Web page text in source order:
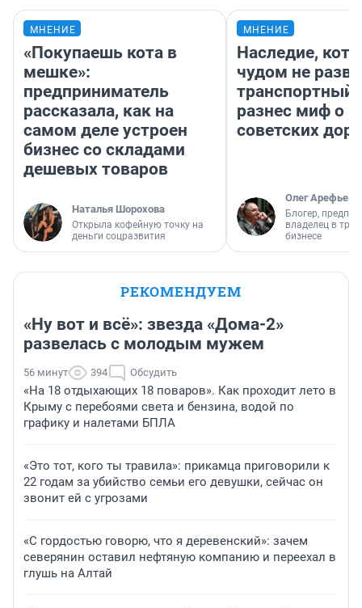
МНЕНИЕ
«Покупаешь кота в
мешке»:
предприниматель
рассказала, как на
самом деле устроен
бизнес со складами
дешевых товаров
Наталья Шорохова
Открыла кофейную точку на
деньги соцразвития
МНЕНИЕ
Наследие,
чудом не
транспортный
разнес миф о
советских
Олег Арефьев
Блогер,
владелец в
бизнесе
РЕКОМЕНДУЕМ
«Ну вот и всё»: звезда «Дома-2»
развелась с молодым мужем
56 минут 394 Обсудить
«На 18 отдыхающих 18 поваров». Как проходит лето в
Крыму с перебоями света и бензина, водой по
графику и налетами БПЛА
«Это тот, кого ты травила»: прикамца приговорили к
22 годам за убийство семьи его девушки, сейчас он
звонит ей с угрозами
«С гордостью говорю, что я деревенский»: зачем
северянин оставил нефтяную компанию и переехал в
глушь на Алтай